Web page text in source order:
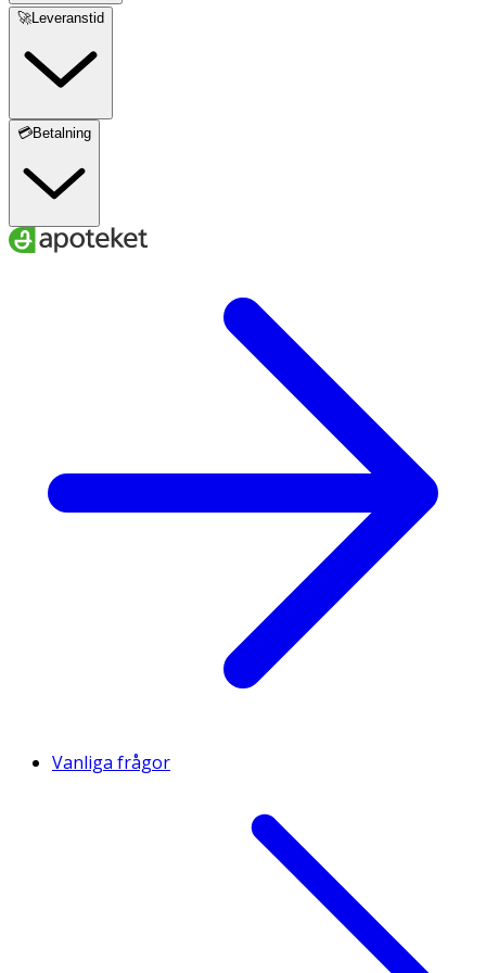
🚀Leveranstid
💳Betalning
Vanliga frågor